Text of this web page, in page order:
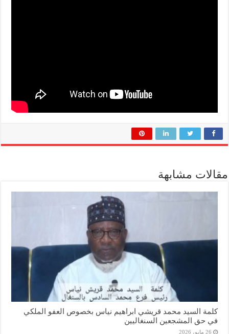
مقالات مشابهة
كلمة السيد محمد قريشي ابراهيم نياس بخصوص العفو الملكي
في حق المشجعين السنغاليين
26 مايو، 2026